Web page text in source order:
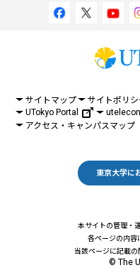
サイトマップ サイトポリシ
UTokyo Portal
utelecon
アクセス・キャンパスマップ
東京大学に
本サイトの管理・
各ページの内容
当該ページに記載の
© The